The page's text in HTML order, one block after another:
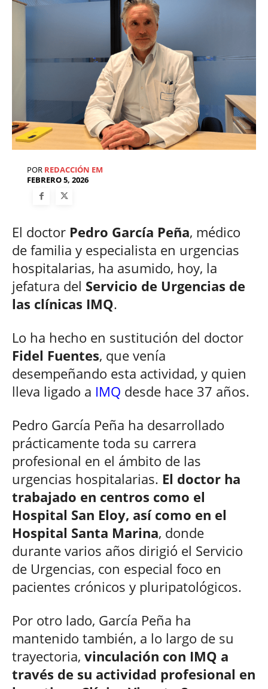
POR REDACCIÓN EM
FEBRERO 5, 2026
El doctor Pedro García Peña, médico
de familia y especialista en urgencias
hospitalarias, ha asumido, hoy, la
jefatura del Servicio de Urgencias de
las clínicas IMQ.
Lo ha hecho en sustitución del doctor
Fidel Fuentes, que venía
desempeñando esta actividad, y quien
lleva ligado a IMQ desde hace 37 años.
Pedro García Peña ha desarrollado
prácticamente toda su carrera
profesional en el ámbito de las
urgencias hospitalarias. El doctor ha
trabajado en centros como el
Hospital San Eloy, así como en el
Hospital Santa Marina, donde
durante varios años dirigió el Servicio
de Urgencias, con especial foco en
pacientes crónicos y pluripatológicos.
Por otro lado, García Peña ha
mantenido también, a lo largo de su
trayectoria, vinculación con IMQ a
través de su actividad profesional en